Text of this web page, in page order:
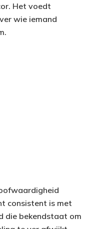
Het voedt
wie iemand
consistent is met
die bekendstaat om